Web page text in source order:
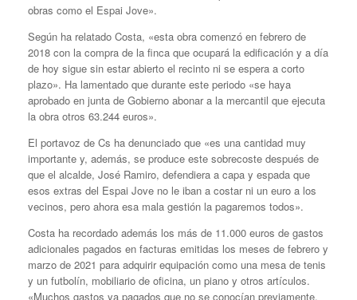
obras como el Espai Jove».
Según ha relatado Costa, «esta obra comenzó en febrero de
2018 con la compra de la finca que ocupará la edificación y a día
de hoy sigue sin estar abierto el recinto ni se espera a corto
plazo». Ha lamentado que durante este periodo «se haya
aprobado en junta de Gobierno abonar a la mercantil que ejecuta
la obra otros 63.244 euros».
El portavoz de Cs ha denunciado que «es una cantidad muy
importante y, además, se produce este sobrecoste después de
que el alcalde, José Ramiro, defendiera a capa y espada que
esos extras del Espai Jove no le iban a costar ni un euro a los
vecinos, pero ahora esa mala gestión la pagaremos todos».
Costa ha recordado además los más de 11.000 euros de gastos
adicionales pagados en facturas emitidas los meses de febrero y
marzo de 2021 para adquirir equipación como una mesa de tenis
y un futbolín, mobiliario de oficina, un piano y otros artículos.
«Muchos gastos ya pagados que no se conocían previamente,